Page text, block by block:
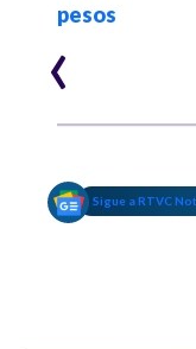
pesos
‹
Sigue a RTVC